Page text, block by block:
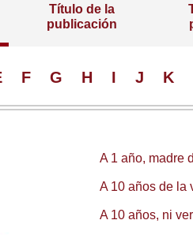
Título de la
publicación
F G H I J K
A 1 año, madre
A 10 años de la
A 10 años, ni